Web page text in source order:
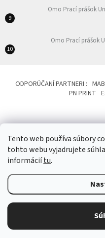
Tento web používa súbory
tohto webu vyjadrujete
informáciítu.
Omo Prací prášok
Omo Prací prášok
ODPORÚČANÍ PARTNERI :
PN PRINT
Vytvoril Shoptet
Upraviť
Odstúpiť od zmluvy